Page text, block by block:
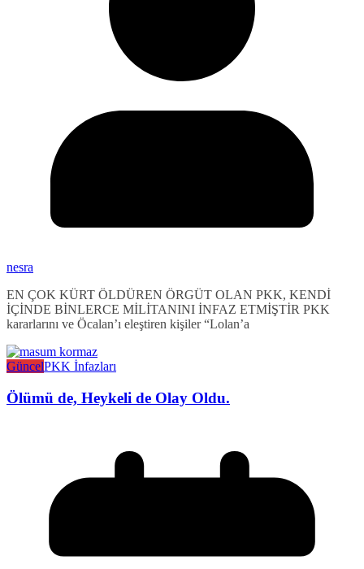
nesra
EN ÇOK KÜRT ÖLDÜREN ÖRGÜT OLAN PKK, KENDİ
İÇİNDE BİNLERCE MİLİTANINI İNFAZ ETMİŞTİR PKK
kararlarını ve Öcalan’ı eleştiren kişiler “Lolan’a
GüncelPKK İnfazları
Ölümü de, Heykeli de Olay Oldu.